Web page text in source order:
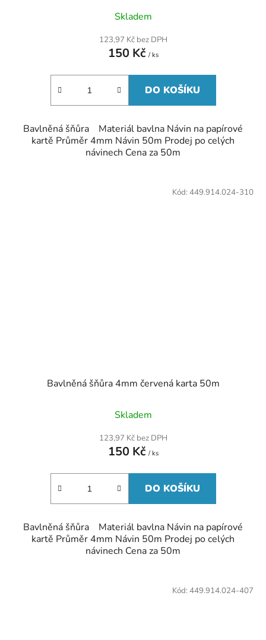
Skladem
123,97 Kč bez DPH
150 Kč / ks
DO KOŠÍKU
Bavlněná šňůra Materiál bavlna Návin na papírové
kartě Průměr 4mm Návin 50m Prodej po celých
návinech Cena za 50m
Bavlněná šňůra 4mm červená karta 50m
Skladem
123,97 Kč bez DPH
150 Kč / ks
DO KOŠÍKU
Bavlněná šňůra Materiál bavlna Návin na papírové
kartě Průměr 4mm Návin 50m Prodej po celých
návinech Cena za 50m
Kód: 449.914.024-310
Kód: 449.914.024-407